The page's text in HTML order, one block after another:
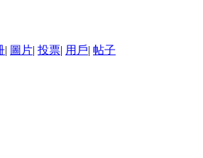
| 圖片| 投票| 用戶| 帖子